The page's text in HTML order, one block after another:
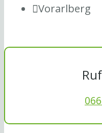
Vorarlberg